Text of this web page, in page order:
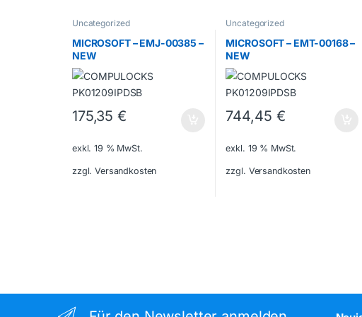
Uncategorized
MICROSOFT – EMJ-00385 –
NEW
175,35€
exkl. 19 % MwSt.
zzgl. Versandkosten
Uncategorized
MICROSOFT – EMT-00168 –
NEW
744,45 €
exkl. 19 % MwSt.
zzgl. Versandkosten